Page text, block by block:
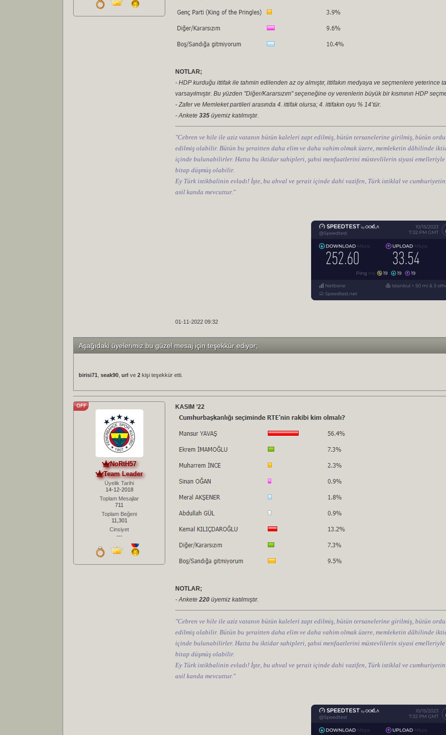
NOTLAR;
- HDP kurduğu ittifak ile tahmin edilenden az oy almıştır, ittifakın medyaya ve seçmenlere yeterince
varsayılmıştır. Bu yüzden "Diğer/Kararsızım" seçeneğine oy verenlerin büyük bir kısmının HDP
- Zafer ve Memleket partileri arasında 4. ittifak olursa; 4. ittifakın oyu % 14’tür.
- Ankete 335 üyemiz katılmıştır.
"Cebren ve hile ile aziz vatanın bütün kaleleri zapt edilmiş, bütün tersanelerine girilmiş, bütün
edilmiş olabilir. Bütün bu şeraitten daha elim ve daha vahim olmak üzere, memleketin dâhilinde
içinde bulunabilirler. Hatta bu iktidar sahipleri, şahsi menfaatlerini müstevlilerin siyasi
bitap düşmüş olabilir.
Ey Türk istikbalinin evladı! İşte, bu ahval ve şerait içinde dahi vazifen, Türk istiklal ve
asil kanda mevcuttur."
01-11-2022 09:32
Aşağıdaki üyelerimiz bu güzel mesaj için teşekkür ediyor;
birisi71 seak90 url ve 2 kişi teşekkür etti.
NoRtH57
Team Leader
Üyelik Tarihi
14-12-2018
Toplam Mesajlar
711
Toplam Beğeni
11,301
Cinsiyet
---
KASIM ’22
NOTLAR;
- Ankete 220 üyemiz katılmıştır.
"Cebren ve hile ile aziz vatanın bütün kaleleri zapt edilmiş, bütün tersanelerine girilmiş, bütün
edilmiş olabilir. Bütün bu şeraitten daha elim ve daha vahim olmak üzere, memleketin dâhilinde
içinde bulunabilirler. Hatta bu iktidar sahipleri, şahsi menfaatlerini müstevlilerin siyasi
bitap düşmüş olabilir.
Ey Türk istikbalinin evladı! İşte, bu ahval ve şerait içinde dahi vazifen, Türk istiklal ve
asil kanda mevcuttur."